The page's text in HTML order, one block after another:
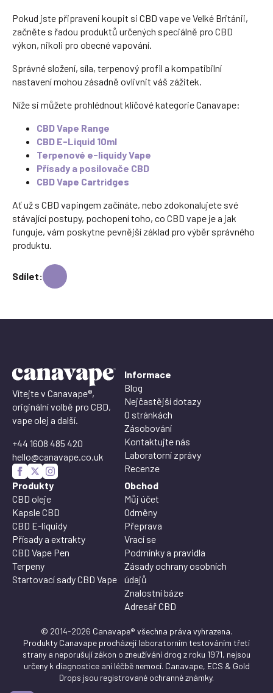
Pokud jste připraveni koupit si CBD vape ve Velké Británii,
začněte s řadou produktů určených speciálně pro CBD
výkon, nikoli pro obecné vapování.
Správné složení, síla, terpenový profil a kompatibilní
nastavení mohou zásadně ovlivnit váš zážitek.
Níže si můžete prohlédnout klíčové kategorie Canavape:
CBD Vape Range
CBD E-Liquid 10ml
Terpenové e-liquidy Vape
Přísady a posilovače CBD
CBD Vape Cartridges
Ať už s CBD vapingem začínáte, nebo zdokonalujete své
stávající postupy, pochopení toho, co CBD vape je a jak
funguje, vám poskytne pevnější základ pro výběr správného
produktu.
Sdílet:
Vítejte v Canavape®,
originální volbě pro CBD,
vape olej a další.
+44 1608 485 420
hello@canavape.co.uk
Informace
Blog
Nejčastější dotazy
O stránkách
Zásobování
Kontaktujte nás
Laboratorní zprávy
Recenze
Produkty
CBD oleje
Kapsle CBD
CBD E-liquidy
Přísady a extrakty
CBD Vape Pen
Terpeny
Startovací sady CBD Vape
Obchod
Můj účet
Odměny
Přeprava
Vrací se
Podmínky a pravidla
Zásady ochrany osobních
údajů
Znalostní báze
Adresář CBD
© 2014-2026 Canavape® všechna práva vyhrazena.
Produkty Canavape procházejí laboratorním testováním třetí
strany a neporušují zákon o zneužívání drog z roku 1971, nejsou
určeny k diagnostice ani léčbě nemocí. Canavape, ECS & Gold
Drops jsou registrované ochranné známky.